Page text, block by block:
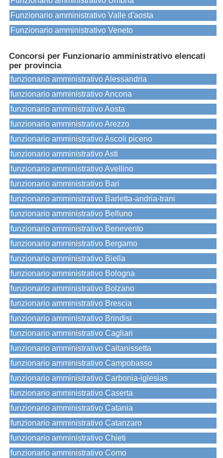
Funzionario amministrativo Valle d'aosta
Funzionario amministrativo Veneto
Concorsi per Funzionario amministrativo elencati
per provincia
funzionario amministrativo Alessandria
funzionario amministrativo Ancona
funzionario amministrativo Aosta
funzionario amministrativo Arezzo
funzionario amministrativo Ascoli piceno
funzionario amministrativo Asti
funzionario amministrativo Avellino
funzionario amministrativo Bari
funzionario amministrativo Barletta-andria-trani
funzionario amministrativo Belluno
funzionario amministrativo Benevento
funzionario amministrativo Bergamo
funzionario amministrativo Biella
funzionario amministrativo Bologna
funzionario amministrativo Bolzano
funzionario amministrativo Brescia
funzionario amministrativo Brindisi
funzionario amministrativo Cagliari
funzionario amministrativo Caltanissetta
funzionario amministrativo Campobasso
funzionario amministrativo Carbonia-iglesias
funzionario amministrativo Caserta
funzionario amministrativo Catania
funzionario amministrativo Catanzaro
funzionario amministrativo Chieti
funzionario amministrativo Como